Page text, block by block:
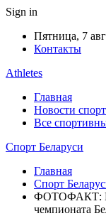
Sign in
Пятница, 7
Контакты
Athletes
Главная
Новости
Все
Спорт Беларуси
Главная
Спорт
ФОТОФАКТ:
чемпионата